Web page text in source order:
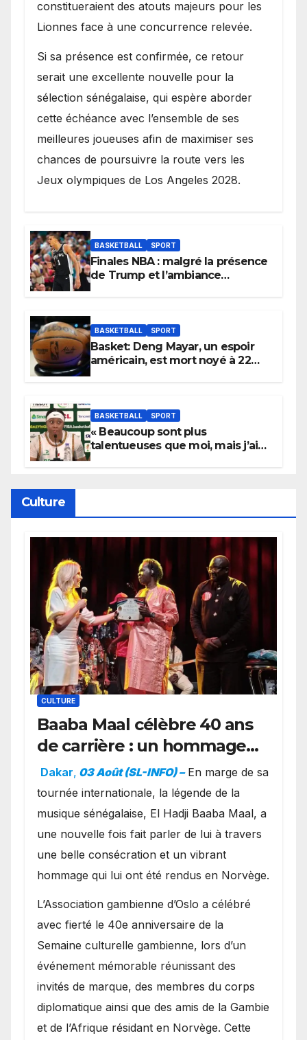
constitueraient des atouts majeurs pour les
Lionnes face à une concurrence relevée.
Si sa présence est confirmée, ce retour
serait une excellente nouvelle pour la
sélection sénégalaise, qui espère aborder
cette échéance avec l’ensemble de ses
meilleures joueuses afin de maximiser ses
chances de poursuivre la route vers les
Jeux olympiques de Los Angeles 2028.
BASKETBALL SPORT
Finales NBA : malgré la présence
de Trump et l’ambiance
BASKETBALL SPORT
Basket: Deng Mayar, un espoir
américain, est mort noyé à 22
BASKETBALL SPORT
« Beaucoup sont plus
talentueuses que moi, mais j’ai
Culture
CULTURE
Baaba Maal célèbre 40 ans
de carrière : un hommage
exceptionnel à Oslo en
présence de la famille
royale.
Dakar, 03 Août (SL-INFO) – ​En marge de sa
tournée internationale, la légende de la
musique sénégalaise, El Hadji Baaba Maal, a
une nouvelle fois fait parler de lui à travers
une belle consécration et un vibrant
hommage qui lui ont été rendus en Norvège.
​L’Association gambienne d’Oslo a célébré
avec fierté le 40e anniversaire de la
Semaine culturelle gambienne, lors d’un
événement mémorable réunissant des
invités de marque, des membres du corps
diplomatique ainsi que des amis de la Gambie
et de l’Afrique résidant en Norvège. Cette